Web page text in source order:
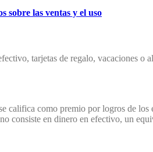
sobre las ventas y el uso
tarjetas de regalo, vacaciones o
califica como premio por logros de los
consiste en dinero en efectivo, un